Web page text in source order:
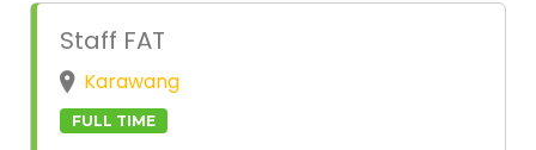
Staff FAT
Karawang
FULL TIME